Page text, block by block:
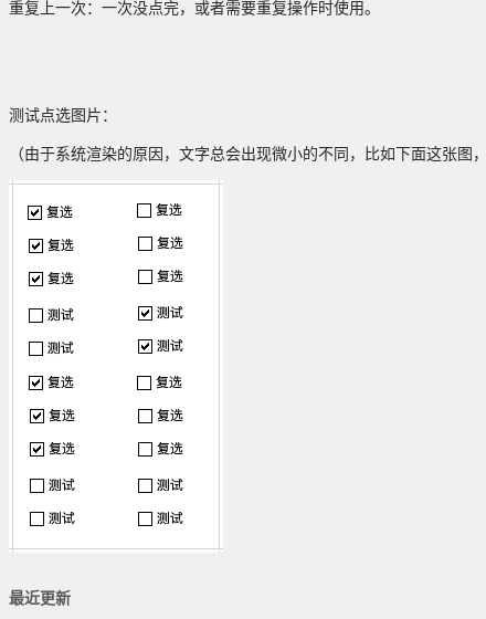
重复上一次：一次没点完，或者需要重复操作时使用。
测试点选图片：
（由于系统渲染的原因，文字总会出现微小的不同，比如下面这张
最近更新